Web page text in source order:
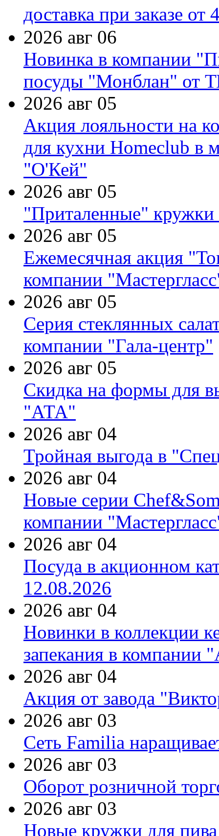
доставка при заказе от
2026 авг 06
Новинка в компании
посуды "Монблан" от
2026 авг 05
Акция лояльности на
для кухни Homeclub в
"О'Кей"
2026 авг 05
"Приталенные" кружки
2026 авг 05
Ежемесячная акция
компании
2026 авг 05
Серия стеклянных
компании "Гала-центр"
2026 авг 05
Скидка на формы для
"АТА"
2026 авг 04
Тройная выгода в
2026 авг 04
Новые серии
компании
2026 авг 04
Посуда в акционном
12.08.2026
2026 авг 04
Новинки в коллекции
запекания в компании
2026 авг 04
Акция от завода
2026 авг 03
Сеть Familia
2026 авг 03
Оборот розничной
2026 авг 03
Новые кружки для